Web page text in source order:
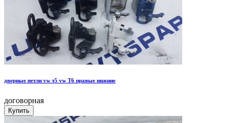
дверные петли vw т5 vw T6 правые нижние
договорная